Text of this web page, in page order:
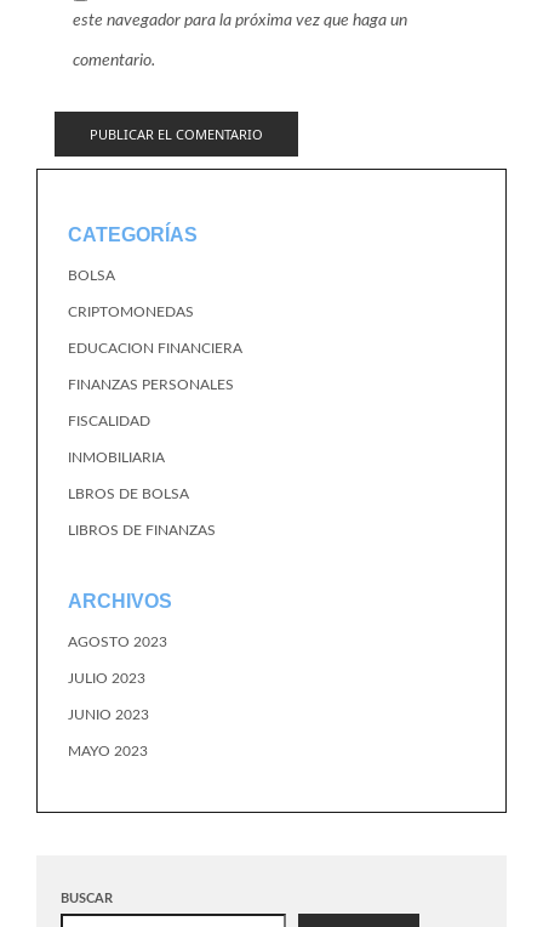
este navegador para la próxima vez que haga un
comentario.
CATEGORÍAS
BOLSA
CRIPTOMONEDAS
EDUCACION FINANCIERA
FINANZAS PERSONALES
FISCALIDAD
INMOBILIARIA
LBROS DE BOLSA
LIBROS DE FINANZAS
ARCHIVOS
AGOSTO 2023
JULIO 2023
JUNIO 2023
MAYO 2023
BUSCAR